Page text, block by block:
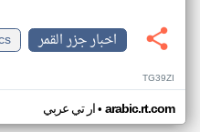
اخبار جزر القمر
TG39ZI
ار تي عربي• arabic.rt.com